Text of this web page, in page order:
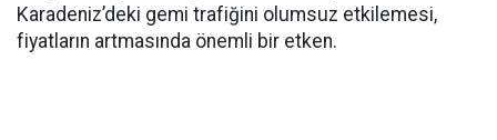
Karadeniz’deki gemi trafiğini olumsuz etkilemesi,
fiyatların artmasında önemli bir etken.